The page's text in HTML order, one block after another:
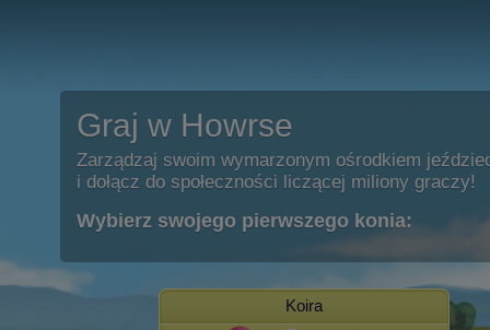
Graj w Howrse
Zarządzaj swoim wymarzonym ośrodkiem
i dołącz do społeczności liczącej miliony graczy!
Wybierz swojego pierwszego konia:
Koira